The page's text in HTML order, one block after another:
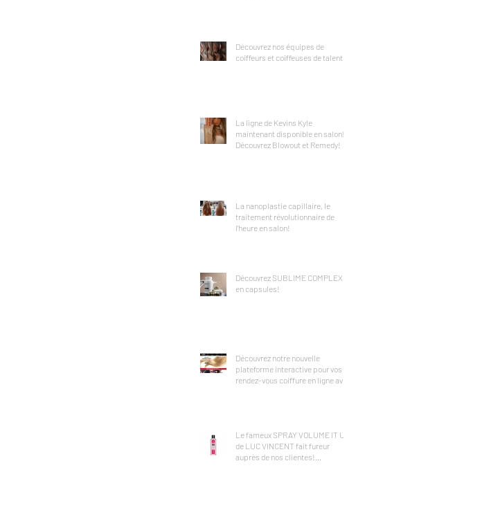
Découvrez nos équipes de
coiffeurs et coiffeuses de talents!
La ligne de Kevins Kyle
maintenant disponible en salon!
Découvrez Blowout et Remedy!
La nanoplastie capillaire, le
traitement révolutionnaire de
l'heure en salon!
Découvrez SUBLIME COMPLEX
en capsules!
Découvrez notre nouvelle
plateforme interactive pour vos
rendez-vous coiffure en ligne avec
Le fameux SPRAY VOLUME IT UP
de LUC VINCENT fait fureur
auprès de nos clientes!